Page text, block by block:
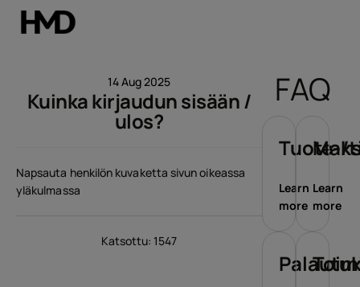
Smartphones
Perinteiset puhelimet
Lisävarusteet
Tarjoukset
14 Aug 2025
Kuinka kirjaudun sisään /
ulos?
Napsauta henkilön kuvaketta sivun oikeassa
yläkulmassa
Katsottu: 1547
FAQ
Tuote-/
Learn
more
Learn
more